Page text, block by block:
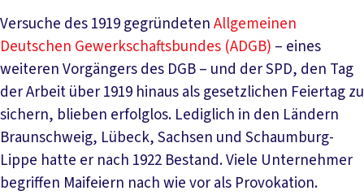
Versuche des 1919 gegründetenAllgemeinen
Deutschen Gewerkschaftsbundes (ADGB) – eines
weiteren Vorgängers des DGB – und der SPD, den Tag
der Arbeit über 1919 hinaus als gesetzlichen Feiertag zu
sichern, blieben erfolglos. Lediglich in den Ländern
Braunschweig, Lübeck, Sachsen und Schaumburg-
Lippe hatte er nach 1922 Bestand. Viele Unternehmer
begriffen Maifeiern nach wie vor als Provokation.